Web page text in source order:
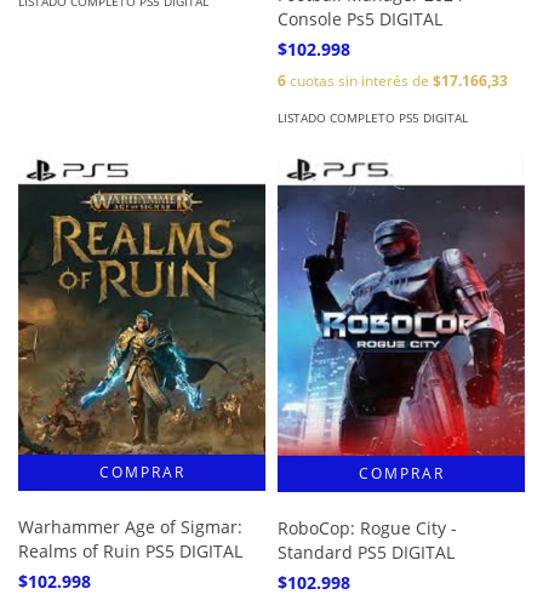
Console Ps5 DIGITAL
$102.998
6cuotas sin interés de $17.166,33
LISTADO COMPLETO PS5 DIGITAL
Warhammer Age of Sigmar:
Realms of Ruin PS5 DIGITAL
$102.998
RoboCop: Rogue City -
Standard PS5 DIGITAL
$102.998